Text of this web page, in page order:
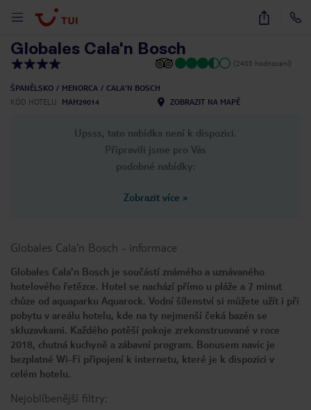
29
Globales Cala'n Bosch
(2403 hodnocení)
ŠPANĚLSKO MENORCA
CALA'N BOSCH
KÓD HOTELU
MAH29014 ZOBRAZIT NA MAPĚ
Upsss, tato nabídka není k dispozici.
Připravili jsme pro Vás
podobné nabídky:
Zobrazit více »
Globales Cala'n Bosch - informace
Globales Cala'n Bosch je součástí známého a uznávaného
hotelového řetězce. Hotel se nachází přímo u pláže a 7 minut
chůze od aquaparku Aquarock. Vodní šílenství si můžete užít i při
pobytu v areálu hotelu, kde na ty nejmenší čeká bazén se
skluzavkami. Každého potěší pokoje zrekonstruované v roce
2018, chutná kuchyně a zábavní program. Bonusem navíc je
bezplatné Wi-Fi připojení k internetu, které je k dispozici v
celém hotelu.
Nejoblíbenější filtry: